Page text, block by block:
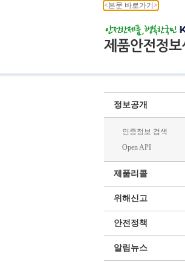
<본문 바로가기>
정보공개
인증정보 검색
Open API
제품리콜
위해신고
안전정책
알림뉴스